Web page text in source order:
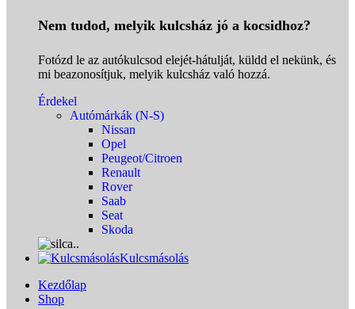
Nem tudod, melyik kulcsház jó a kocsidhoz?
Fotózd le az autókulcsod elejét-hátulját, küldd el nekünk, és
mi beazonosítjuk, melyik kulcsház való hozzá.
Érdekel
Autómárkák (N-S)
Nissan
Opel
Peugeot/Citroen
Renault
Rover
Saab
Seat
Skoda
Kulcsmásolás
Kezdőlap
Shop